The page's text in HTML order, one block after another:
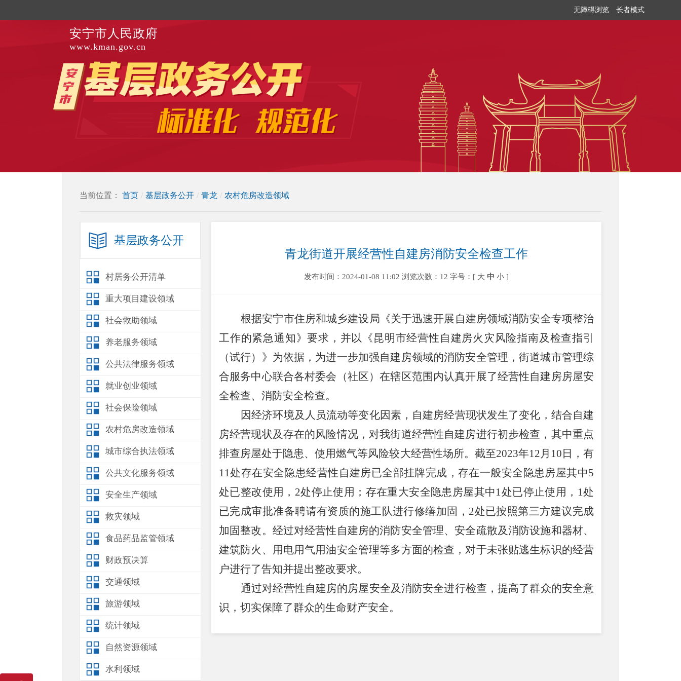
无障碍浏览 长者模式
安宁市人民政府
www.kman.gov.cn
当前位置： 首页 / 基层政务公开 / 青龙 / 农村危房改造领域
基层政务公开
村居务公开清单
重大项目建设领域
社会救助领域
养老服务领域
公共法律服务领域
就业创业领域
社会保险领域
农村危房改造领域
城市综合执法领域
公共文化服务领域
安全生产领域
救灾领域
食品药品监管领域
财政预决算
交通领域
旅游领域
统计领域
自然资源领域
水利领域
青龙街道开展经营性自建房消防安全检查工作
发布时间：2024-01-08 11:02 浏览次数：12 字号：[ 大 中 小 ]
根据安宁市住房和城乡建设局《关于迅速开展自建房领域消防安全专项整治
工作的紧急通知》要求，并以《昆明市经营性自建房火灾风险指南及检查指引
（试行）》为依据，为进一步加强自建房领域的消防安全管理，街道城市管理综
合服务中心联合各村委会（社区）在辖区范围内认真开展了经营性自建房房屋安
全检查、消防安全检查。
因经济环境及人员流动等变化因素，自建房经营现状发生了变化，结合自建
房经营现状及存在的风险情况，对我街道经营性自建房进行初步检查，其中重点
排查房屋处于隐患、使用燃气等风险较大经营性场所。截至2023年12月 10 日，有
11处存在安全隐患经营性自建房已全部挂牌完成，存在一般安全隐患房屋其中5
处已整改使用， 2处停止使用；存在重大安全隐患房屋其中1处已停止使用， 1处
已完成审批准备聘请有资质的施工队进行修缮加固， 2处已按照第三方建议完成
加固整改。经过对经营性自建房的消防安全管理、安全疏散及消防设施和器材、
建筑防火、用电用气用油安全管理等多方面的检查，对于未张贴逃生标识的经营
户进行了告知并提出整改要求。
通过对经营性自建房的房屋安全及消防安全进行检查，提高了群众的安全意
识，切实保障了群众的生命财产安全。